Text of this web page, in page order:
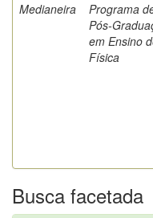
Medianeira
Programa
Pós-
em Ensino
Física
Busca facetada